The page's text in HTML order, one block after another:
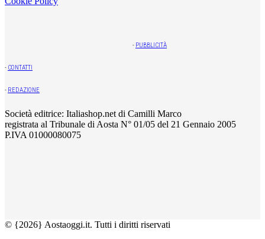
- PUBBLICITÀ
- CONTATTI
- REDAZIONE
Società editrice: Italiashop.net di Camilli Marco
registrata al Tribunale di Aosta N° 01/05 del 21 Gennaio 2005
P.IVA 01000080075
© {2026} Aostaoggi.it. Tutti i diritti riservati